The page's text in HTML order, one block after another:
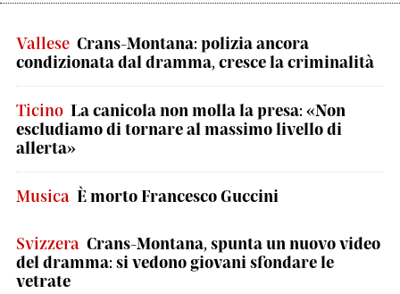
Vallese Crans-Montana: polizia ancora
condizionata dal dramma, cresce la criminalità
Ticino La canicola non molla la presa: «Non
escludiamo di tornare al massimo livello di
allerta»
Musica È morto Francesco Guccini
Svizzera Crans-Montana, spunta un nuovo video
del dramma: si vedono giovani sfondare le
vetrate